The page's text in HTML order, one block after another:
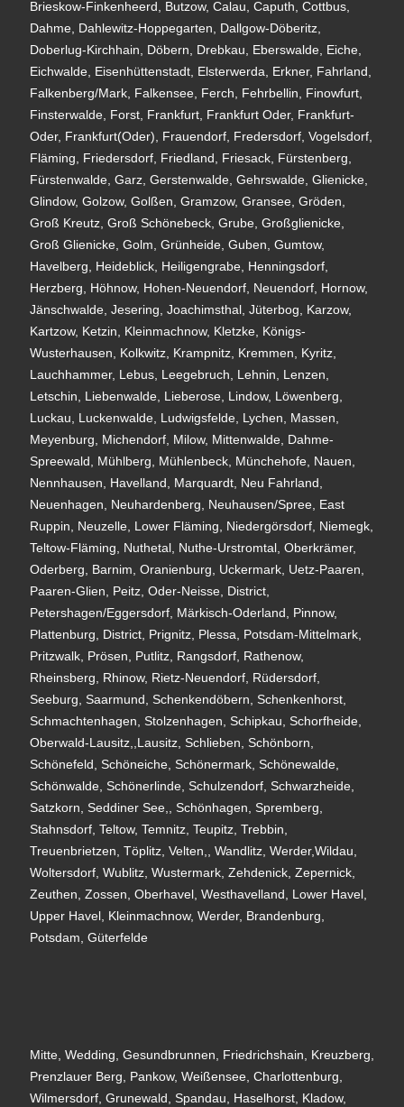
Brieskow-Finkenheerd, Butzow, Calau, Caputh, Cottbus,
Dahme, Dahlewitz-Hoppegarten, Dallgow-Döberitz,
Doberlug-Kirchhain, Döbern, Drebkau, Eberswalde, Eiche,
Eichwalde, Eisenhüttenstadt, Elsterwerda, Erkner, Fahrland,
Falkenberg/Mark, Falkensee, Ferch, Fehrbellin, Finowfurt,
Finsterwalde, Forst, Frankfurt, Frankfurt Oder, Frankfurt-
Oder, Frankfurt(Oder), Frauendorf, Fredersdorf, Vogelsdorf,
Fläming, Friedersdorf, Friedland, Friesack, Fürstenberg,
Fürstenwalde, Garz, Gerstenwalde, Gehrswalde, Glienicke,
Glindow, Golzow, Golßen, Gramzow, Gransee, Gröden,
Groß Kreutz, Groß Schönebeck, Grube, Großglienicke,
Groß Glienicke, Golm, Grünheide, Guben, Gumtow,
Havelberg, Heideblick, Heiligengrabe, Henningsdorf,
Herzberg, Höhnow, Hohen-Neuendorf, Neuendorf, Hornow,
Jänschwalde, Jesering, Joachimsthal, Jüterbog, Karzow,
Kartzow, Ketzin, Kleinmachnow, Kletzke, Königs-
Wusterhausen, Kolkwitz, Krampnitz, Kremmen, Kyritz,
Lauchhammer, Lebus, Leegebruch, Lehnin, Lenzen,
Letschin, Liebenwalde, Lieberose, Lindow, Löwenberg,
Luckau, Luckenwalde, Ludwigsfelde, Lychen, Massen,
Meyenburg, Michendorf, Milow, Mittenwalde, Dahme-
Spreewald, Mühlberg, Mühlenbeck, Münchehofe, Nauen,
Nennhausen, Havelland, Marquardt, Neu Fahrland,
Neuenhagen, Neuhardenberg, Neuhausen/Spree, East
Ruppin, Neuzelle, Lower Fläming, Niedergörsdorf, Niemegk,
Teltow-Fläming, Nuthetal, Nuthe-Urstromtal, Oberkrämer,
Oderberg, Barnim, Oranienburg, Uckermark, Uetz-Paaren,
Paaren-Glien, Peitz, Oder-Neisse, District,
Petershagen/Eggersdorf, Märkisch-Oderland, Pinnow,
Plattenburg, District, Prignitz, Plessa, Potsdam-Mittelmark,
Pritzwalk, Prösen, Putlitz, Rangsdorf, Rathenow,
Rheinsberg, Rhinow, Rietz-Neuendorf, Rüdersdorf,
Seeburg, Saarmund, Schenkendöbern, Schenkenhorst,
Schmachtenhagen, Stolzenhagen, Schipkau, Schorfheide,
Oberwald-Lausitz,,Lausitz, Schlieben, Schönborn,
Schönefeld, Schöneiche, Schönermark, Schönewalde,
Schönwalde, Schönerlinde, Schulzendorf, Schwarzheide,
Satzkorn, Seddiner See,, Schönhagen, Spremberg,
Stahnsdorf, Teltow, Temnitz, Teupitz, Trebbin,
Treuenbrietzen, Töplitz, Velten,, Wandlitz, Werder,Wildau,
Woltersdorf, Wublitz, Wustermark, Zehdenick, Zepernick,
Zeuthen, Zossen, Oberhavel, Westhavelland, Lower Havel,
Upper Havel, Kleinmachnow, Werder, Brandenburg,
Potsdam, Güterfelde
Mitte, Wedding, Gesundbrunnen, Friedrichshain, Kreuzberg,
Prenzlauer Berg, Pankow, Weißensee, Charlottenburg,
Wilmersdorf, Grunewald, Spandau, Haselhorst, Kladow,